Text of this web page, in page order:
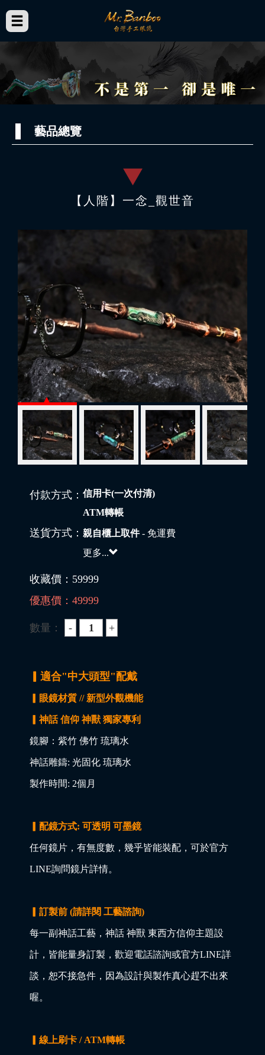
藝品總覽
【人階】一念_觀世音
付款方式： 信用卡(一次付清)
ATM轉帳
送貨方式： 親自櫃上取件- 免運費
更多...
收藏價： 59999
優惠價： 49999
數量：
▎適合"中大頭型"配戴
▎眼鏡材質 // 新型外觀機能
▎神話 信仰 神獸 獨家專利
鏡腳：紫竹 佛竹 琉璃水
神話雕鑄: 光固化 琉璃水
製作時間: 2個月
▎配鏡方式: 可透明 可墨鏡
任何鏡片，有無度數，幾乎皆能裝配，可於官方
LINE詢問鏡片詳情。
▎訂製前 (請詳閱 工藝諮詢)
每一副神話工藝，神話 神獸 東西方信仰主題設
計，皆能量身訂製，歡迎電話諮詢或官方LINE詳
談，恕不接急件，因為設計與製作真心趕不出來
喔。
▎線上刷卡 / ATM轉帳